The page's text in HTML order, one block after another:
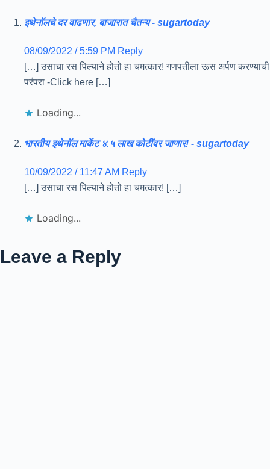
इथेनॉलचे दर वाढणार, बाजारात चैतन्य - sugartoday
08/09/2022 / 5:59 PM Reply
[…] उसाचा रस पिल्याने होतो हा चमत्कार! गणपतीला ऊस अर्पण करण्याची
परंपरा -Click here […]
Loading...
भारतीय इथेनॉल मार्केट ४.५ लाख कोटींवर जाणार! - sugartoday
10/09/2022 / 11:47 AM Reply
[…] उसाचा रस पिल्याने होतो हा चमत्कार! […]
Loading...
Leave a Reply